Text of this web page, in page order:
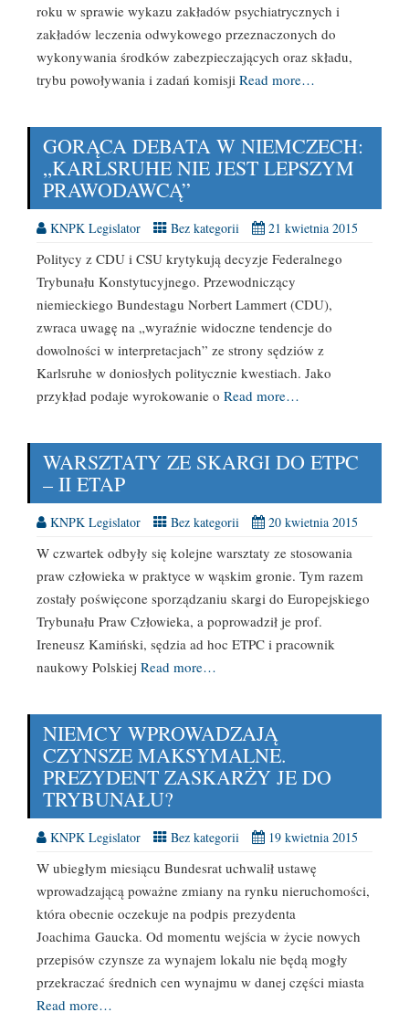
roku w sprawie wykazu zakładów psychiatrycznych i
zakładów leczenia odwykowego przeznaczonych do
wykonywania środków zabezpieczających oraz składu,
trybu powoływania i zadań komisji Read more…
GORĄCA DEBATA W NIEMCZECH:
„KARLSRUHE NIE JEST LEPSZYM
PRAWODAWCĄ”
KNPK Legislator Bez kategorii 21 kwietnia 2015
Politycy z CDU i CSU krytykują decyzje Federalnego
Trybunału Konstytucyjnego. Przewodniczący
niemieckiego Bundestagu Norbert Lammert (CDU),
zwraca uwagę na „wyraźnie widoczne tendencje do
dowolności w interpretacjach” ze strony sędziów z
Karlsruhe w doniosłych politycznie kwestiach. Jako
przykład podaje wyrokowanie o Read more…
WARSZTATY ZE SKARGI DO ETPC
– II ETAP
KNPK Legislator Bez kategorii 20 kwietnia 2015
W czwartek odbyły się kolejne warsztaty ze stosowania
praw człowieka w praktyce w wąskim gronie. Tym razem
zostały poświęcone sporządzaniu skargi do Europejskiego
Trybunału Praw Człowieka, a poprowadził je prof.
Ireneusz Kamiński, sędzia ad hoc ETPC i pracownik
naukowy Polskiej Read more…
NIEMCY WPROWADZAJĄ
CZYNSZE MAKSYMALNE.
PREZYDENT ZASKARŻY JE DO
TRYBUNAŁU?
KNPK Legislator Bez kategorii 19 kwietnia 2015
W ubiegłym miesiącu Bundesrat uchwalił ustawę
wprowadzającą poważne zmiany na rynku nieruchomości,
która obecnie oczekuje na podpis prezydenta
Joachima Gaucka. Od momentu wejścia w życie nowych
przepisów czynsze za wynajem lokalu nie będą mogły
przekraczać średnich cen wynajmu w danej części miasta
Read more…